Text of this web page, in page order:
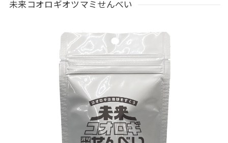
未来コオロギオツマミせんべい